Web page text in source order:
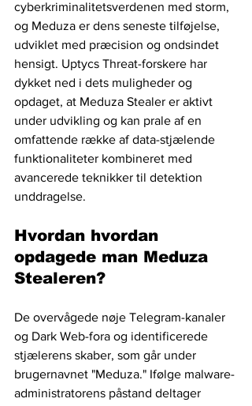
cyberkriminalitetsverdenen med storm,
og Meduza er dens seneste tilføjelse,
udviklet med præcision og ondsindet
hensigt. Uptycs Threat-forskere har
dykket ned i dets muligheder og
opdaget, at Meduza Stealer er aktivt
under udvikling og kan prale af en
omfattende række af data-stjælende
funktionaliteter kombineret med
avancerede teknikker til detektion
unddragelse.
Hvordan hvordan
opdagede man Meduza
Stealeren?
De overvågede nøje Telegram-kanaler
og Dark Web-fora og identificerede
stjælerens skaber, som går under
brugernavnet "Meduza." Ifølge malware-
administratorens påstand deltager